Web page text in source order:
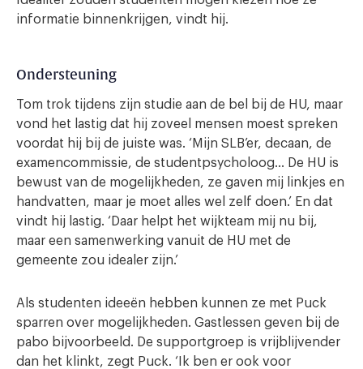
informatie binnenkrijgen, vindt hij.
Ondersteuning
Tom trok tijdens zijn studie aan de bel bij de HU, maar
vond het lastig dat hij zoveel mensen moest spreken
voordat hij bij de juiste was. ‘Mijn SLB’er, decaan, de
examencommissie, de studentpsycholoog… De HU is
bewust van de mogelijkheden, ze gaven mij linkjes en
handvatten, maar je moet alles wel zelf doen.’ En dat
vindt hij lastig. ‘Daar helpt het wijkteam mij nu bij,
maar een samenwerking vanuit de HU met de
gemeente zou idealer zijn.’
Als studenten ideeën hebben kunnen ze met Puck
sparren over mogelijkheden. Gastlessen geven bij de
pabo bijvoorbeeld. De supportgroep is vrijblijvender
dan het klinkt, zegt Puck. ‘Ik ben er ook voor